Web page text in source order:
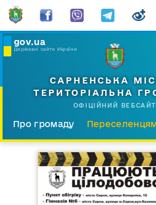
gov.ua
Державні сайти України
САРНЕНСЬКА
ТЕРИТОРІАЛЬНА
ОФІЦІЙНИЙ ВЕБСАЙТ
Про громаду
Прес-центр